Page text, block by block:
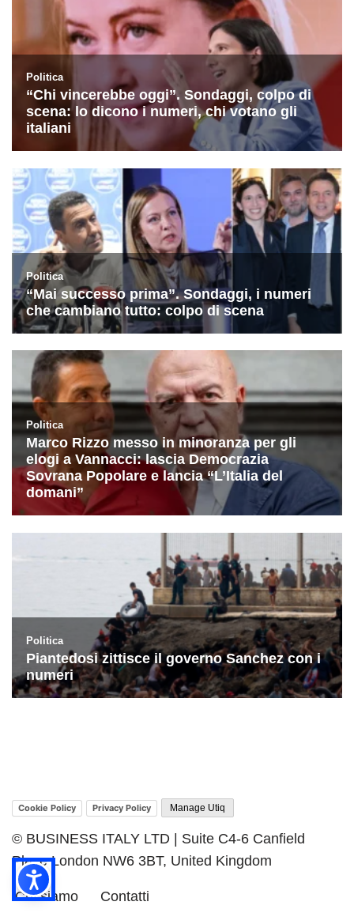
Cookie Policy Privacy Policy Manage Utiq
© BUSINESS ITALY LTD | Suite C4-6 Canfield
Place London NW6 3BT, United Kingdom
Chi siamo Contatti